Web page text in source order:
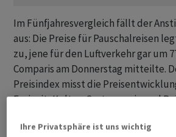
Im Fünfjahresvergleich fällt der
aus: Die Preise für Pauschalreisen
zu, jene für den Luftverkehr gar um
Comparis am Donnerstag mitteilte.
Preisindex misst die
Freizeit, Kultur, Gastronomie und
Comparis begründet den Anstieg mit
Ihre Privatsphäre ist uns wichtig